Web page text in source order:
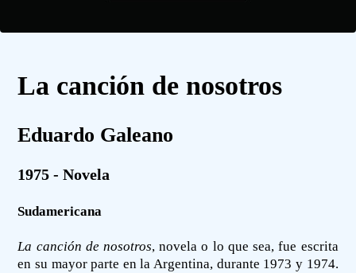
La canción de nosotros
Eduardo Galeano
1975 - Novela
Sudamericana
La canción de nosotros, novela o lo que sea, fue escrita
en su mayor parte en la Argentina, durante 1973 y 1974.